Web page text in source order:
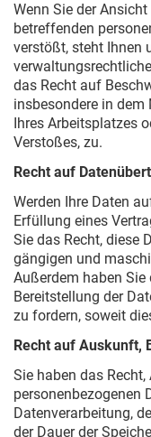
Wenn Sie der
betreffenden
verstößt, steht Ihnen
das Recht auf
insbesondere in
Ihres Arbeitsplatzes
Verstoßes, zu.
Recht auf
Werden Ihre Daten
Erfüllung eines
Sie das Recht, diese
gängigen und
Außerdem haben Sie
Bereitstellung der
zu fordern, soweit
Recht auf Auskunft,
Sie haben das
personenbezogenen
Datenverarbeitung,
der Dauer der